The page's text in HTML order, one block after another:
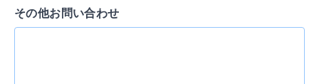
その他お問い合わせ